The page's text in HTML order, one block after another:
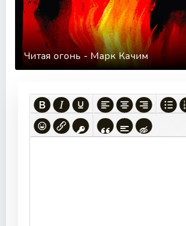
Читая огонь - Марк Качим